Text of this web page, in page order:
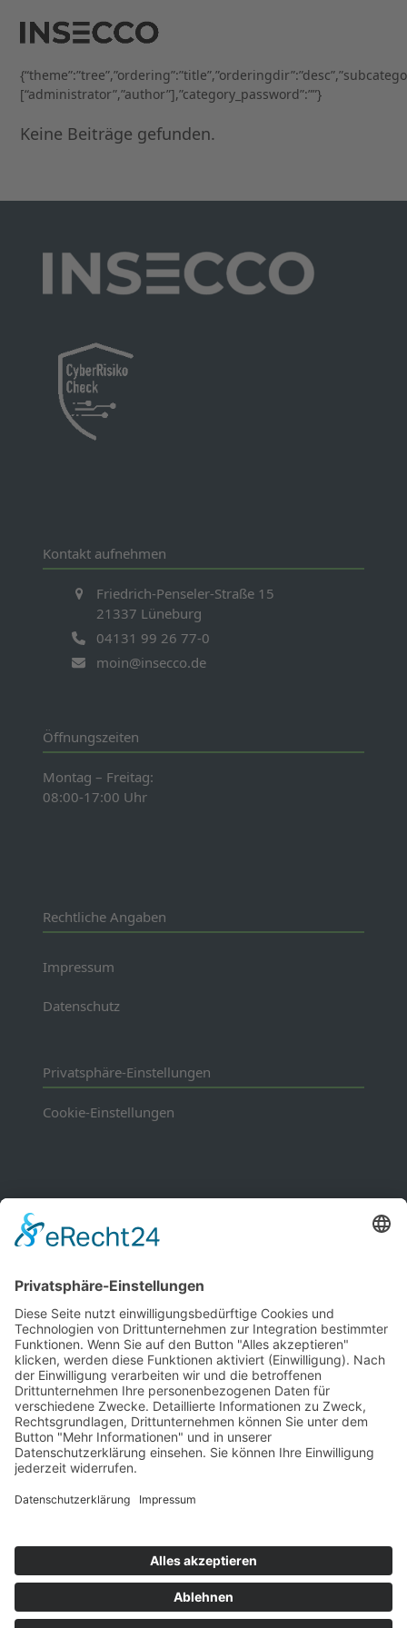
content
mobile
menu
mobile
menu
[“administrator”,”author”],”category_password”:””}
Keine Beiträge gefunden.
Kontakt aufnehmen
Friedrich-Penseler-Straße 15
21337 Lüneburg
04131 99 26 77-0
moin@insecco.de
Öffnungszeiten
Montag – Freitag:
08:00-17:00 Uhr
Rechtliche Angaben
Impressum
Datenschutz
Privatsphäre-Einstellungen
Cookie-Einstellungen
Mitgliedschaften